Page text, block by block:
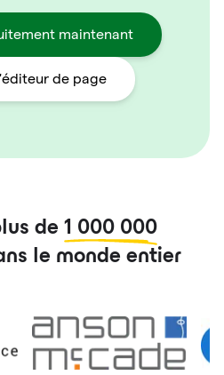
maintenant
de page
de 1 000 000
le monde entier